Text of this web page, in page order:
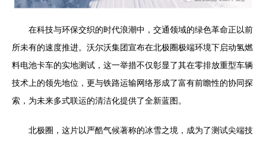
在科技与环保交织的时代浪潮中，交通领域的绿色革命正以前
所未有的速度推进。沃尔沃集团宣布在北极圈极端环境下启动氢燃
料电池卡车的实地测试，这一举措不仅彰显了其在零排放重型车辆
技术上的领先地位，更与铁路运输网络形成了富有前瞻性的协同探
索，为未来多式联运的清洁化提供了全新蓝图。
北极圈，这片以严酷气候著称的冰雪之境，成为了测试尖端技